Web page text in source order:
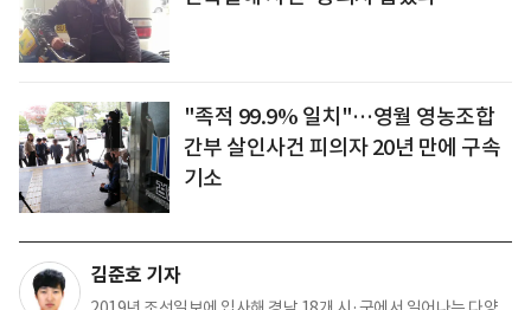
"족적 99.9% 일치"…영월 영농조합
간부 살인사건 피의자 20년 만에 구속
기소
김준호 기자